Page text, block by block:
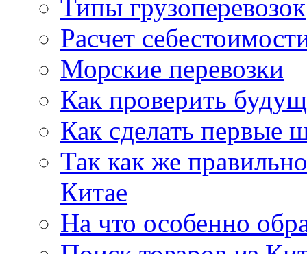
Типы грузоперевозок
Расчет
Морские перевозки
Как проверить
Как сделать первые
Так как же
Китае
На что особенно